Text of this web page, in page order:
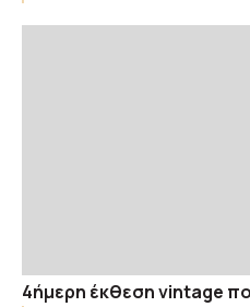
4ήμερη έκθεση vintage